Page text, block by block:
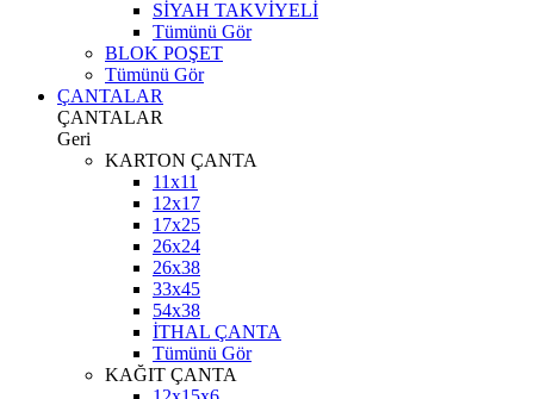
SİYAH TAKVİYELİ
Tümünü Gör
BLOK POŞET
Tümünü Gör
ÇANTALAR
ÇANTALAR
Geri
KARTON ÇANTA
11x11
12x17
17x25
26x24
26x38
33x45
54x38
İTHAL ÇANTA
Tümünü Gör
KAĞIT ÇANTA